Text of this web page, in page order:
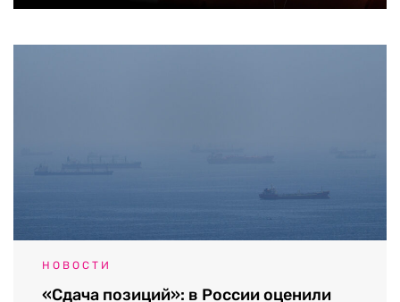
НОВОСТИ
«Сдача позиций»: в России оценили